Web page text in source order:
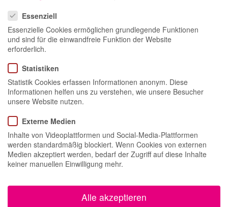
Düsseldorf, 20/01
INFLUENCER RELATIONS | EVENT
Was bedeutet eigentlich Integrated Skincare? Der Frage stellten sich
12 Influencer aus Düsseldorf und Umgebung gemeinsam bei einem
ästhetische und dermatologische Medizin, in Düsseldorf. Eingeladen
hatte SkinCeuticals – Pionier im Bereich Integrative Kosmetik und
bekannt für leistungsstarke, hochkonzentrierte Seren und
Hautpflegeprodukte.
Essenziell
Essenzielle Cookies ermöglichen grundlegende Funktionen
und sind für die einwandfreie Funktion der Website
erforderlich.
Statistiken
Statistik Cookies erfassen Informationen anonym. Diese
Informationen helfen uns zu verstehen, wie unsere Besucher
unsere Website nutzen.
Externe Medien
Inhalte von Videoplattformen und Social-Media-Plattformen
werden standardmäßig blockiert. Wenn Cookies von externen
Medien akzeptiert werden, bedarf der Zugriff auf diese Inhalte
keiner manuellen Einwilligung mehr.
Alle akzeptieren